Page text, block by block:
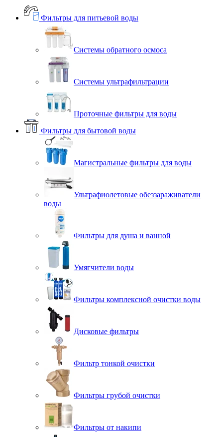
Фильтры для питьевой воды
Системы обратного осмоса
Системы ультрафильтрации
Проточные фильтры для воды
Фильтры для бытовой воды
Магистральные фильтры для воды
Ультрафиолетовые обеззараживатели
воды
Фильтры для душа и ванной
Умягчители воды
Фильтры комплексной очистки воды
Дисковые фильтры
Фильтр тонкой очистки
Фильтры грубой очистки
Фильтры от накипи